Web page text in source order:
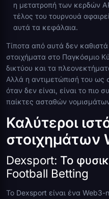
η μετατροπή των κερδών
τέλος του τουρνουά
αυτά τα κεφάλαια.
Τίποτα από αυτά δεν
στοιχήματα στο Παγκόσμιο
δικτύου και τα
Αλλά η αντιμετώπισή του ως
όταν δεν είναι, είναι το πιο
παίκτες ασταθών
Καλύτεροι
στοιχημάτων
Dexsport: Το
Football Betting
Το Dexsport είναι ένα